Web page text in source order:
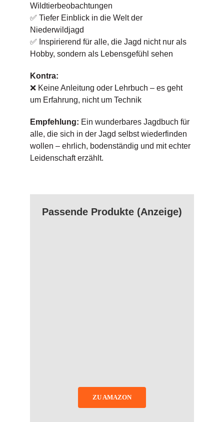
Wildtierbeobachtungen
✅ Tiefer Einblick in die Welt der
Niederwildjagd
✅ Inspirierend für alle, die Jagd nicht nur als
Hobby, sondern als Lebensgefühl sehen
Kontra:
❌ Keine Anleitung oder Lehrbuch – es geht
um Erfahrung, nicht um Technik
Empfehlung: Ein wunderbares Jagdbuch für
alle, die sich in der Jagd selbst wiederfinden
wollen – ehrlich, bodenständig und mit echter
Leidenschaft erzählt.
Passende Produkte (Anzeige)
ZU AMAZON